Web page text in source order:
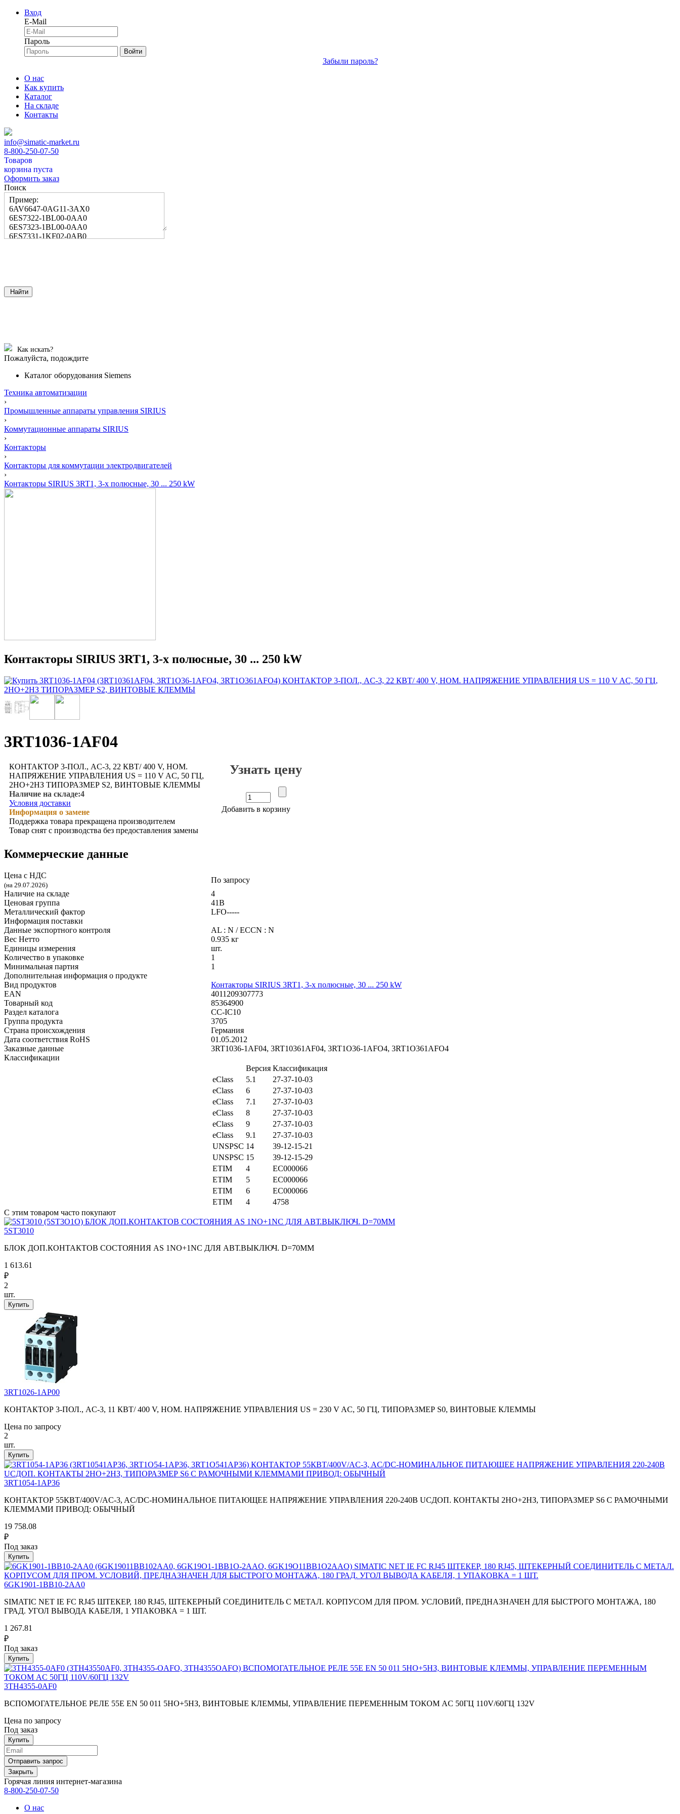
Вход
E-Mail
Пароль
Войти
Забыли пароль?
О нас
Как купить
Каталог
На складе
Контакты
info@simatic-market.ru
8-800-250-07-50
Товаров
корзина пуста
Оформить заказ
Поиск
Пример:
6AV6647-0AG11-3AX0
6ES7322-1BL00-0AA0
6ES7323-1BL00-0AA0
6ES7331-1KF02-0AB0
Найти
Как искать?
Пожалуйста, подождите
Каталог оборудования Siemens
Техника автоматизации
›
Промышленные аппараты управления SIRIUS
›
Коммутационные аппараты SIRIUS
›
Контакторы
›
Контакторы для коммутации электродвигателей
›
Контакторы SIRIUS 3RT1, 3-х полюсные, 30 ... 250 kW
Контакторы SIRIUS 3RT1, 3-х полюсные, 30 ... 250 kW
3RT1036-1AF04
КОНТАКТОР 3-ПОЛ., AC-3, 22 КВТ/ 400 V, НОМ.
НАПРЯЖЕНИЕ УПРАВЛЕНИЯ US = 110 V AC, 50 ГЦ,
2НO+2НЗ ТИПОРАЗМЕР S2, ВИНТОВЫЕ КЛЕММЫ
Наличие на складе:4
Условия доставки
Информация о замене
Поддержка товара прекращена производителем
Товар снят с производства без предоставления замены
Узнать цену
Добавить в корзину
Коммерческие данные
Цена с НДС
(на 29.07.2026)
По запросу
Наличие на складе
4
Ценовая группа
41B
Металлический фактор
LFO-----
Информация поставки
Данные экспортного контроля
AL : N / ECCN : N
Вес Нетто
0.935 кг
Единицы измерения
шт.
Количество в упаковке
1
Минимальная партия
1
Дополнительная информация о продукте
Вид продуктов
Контакторы SIRIUS 3RT1, 3-х полюсные, 30 ... 250 kW
EAN
4011209307773
Товарный код
85364900
Раздел каталога
CC-IC10
Группа продукта
3705
Страна происхождения
Германия
Дата соответствия RoHS
01.05.2012
Заказные данные
3RT1036-1AF04, 3RT10361AF04, 3RT1O36-1AFO4, 3RT1O361AFO4
Классификации
Версия Классификация
eClass
5.1
27-37-10-03
eClass
6
27-37-10-03
eClass
7.1
27-37-10-03
eClass
8
27-37-10-03
eClass
9
27-37-10-03
eClass
9.1
27-37-10-03
UNSPSC 14
39-12-15-21
UNSPSC 15
39-12-15-29
ETIM
4
EC000066
ETIM
5
EC000066
ETIM
6
EC000066
ETIM
4
4758
С этим товаром часто покупают
5ST3010
БЛОК ДОП.КОНТАКТОВ СОСТОЯНИЯ AS 1NO+1NC ДЛЯ АВТ.ВЫКЛЮЧ. D=70ММ
1 613.61
₽
2
шт.
3RT1026-1AP00
КОНТАКТОР 3-ПОЛ., AC-3, 11 КВТ/ 400 V, НОМ. НАПРЯЖЕНИЕ УПРАВЛЕНИЯ US = 230 V AC, 50 ГЦ, ТИПОРАЗМЕР S0, ВИНТОВЫЕ КЛЕММЫ
Цена по запросу
2
шт.
3RT1054-1AP36
КОНТАКТОР 55КВТ/400V/AC-3, AC/DC-НОМИНАЛЬНОЕ ПИТАЮЩЕЕ НАПРЯЖЕНИЕ УПРАВЛЕНИЯ 220-240В UCДОП. КОНТАКТЫ 2НО+2НЗ, ТИПОРАЗМЕР S6 С РАМОЧНЫМИ
КЛЕММАМИ ПРИВОД: ОБЫЧНЫЙ
19 758.08
₽
Под заказ
6GK1901-1BB10-2AA0
SIMATIC NET IE FC RJ45 ШТЕКЕР, 180 RJ45, ШТЕКЕРНЫЙ СОЕДИНИТЕЛЬ С МЕТАЛ. КОРПУСОМ ДЛЯ ПРОМ. УСЛОВИЙ, ПРЕДНАЗНАЧЕН ДЛЯ БЫСТРОГО МОНТАЖА, 180
ГРАД. УГОЛ ВЫВОДА КАБЕЛЯ, 1 УПАКОВКА = 1 ШТ.
1 267.81
₽
Под заказ
3TH4355-0AF0
ВСПОМОГАТЕЛЬНОЕ РЕЛЕ 55E EN 50 011 5НО+5НЗ, ВИНТОВЫЕ КЛЕММЫ, УПРАВЛЕНИЕ ПЕРЕМЕННЫМ ТОКОМ AC 50ГЦ 110V/60ГЦ 132V
Цена по запросу
Под заказ
Закрыть
Горячая линия интернет-магазина
8-800-250-07-50
О нас